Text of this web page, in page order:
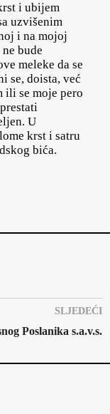
i ubijem
uzvišenim
i na mojoj
bude
meleke da se
se, doista, već
ili se moje pero
U
krst i satru
bića.
SLJEDEĆI
Poslanika s.a.v.s.